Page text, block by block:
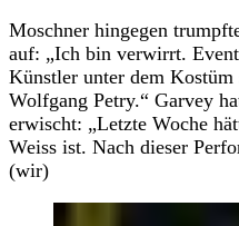
Moschner hingegen
auf: „Ich bin verwirrt.
Künstler unter dem
Wolfgang Petry.“ Garvey
erwischt: „Letzte Woche
Weiss ist. Nach dieser
(wir)